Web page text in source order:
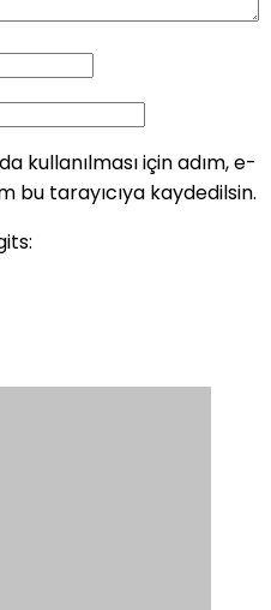
kullanılması için adım, e-
bu tarayıcıya kaydedilsin.